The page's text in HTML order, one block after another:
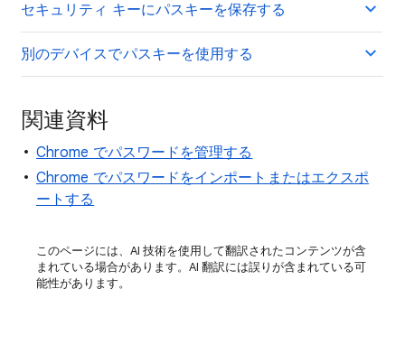
セキュリティ キーにパスキーを保存する
別のデバイスでパスキーを使用する
関連資料
Chrome でパスワードを管理する
Chrome でパスワードをインポートまたはエクスポ
ートする
このページには、AI 技術を使用して翻訳されたコンテンツが含
まれている場合があります。AI 翻訳には誤りが含まれている可
能性があります。